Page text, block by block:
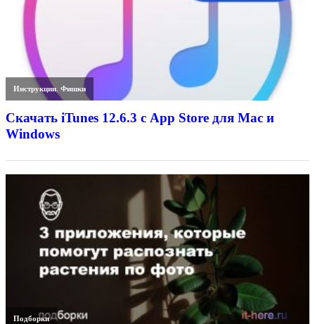
Инструкции,Фишки
Скачать iTunes 12.6.3 с App Store для Mac и
Windows
Подборки